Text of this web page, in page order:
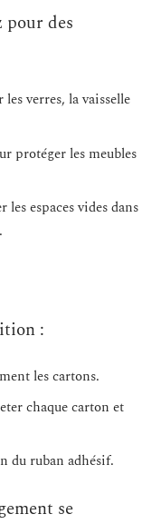
pour des
verres, la vaisselle
protéger les meubles
les espaces vides dans
:
les cartons.
chaque carton et
du ruban adhésif.
se